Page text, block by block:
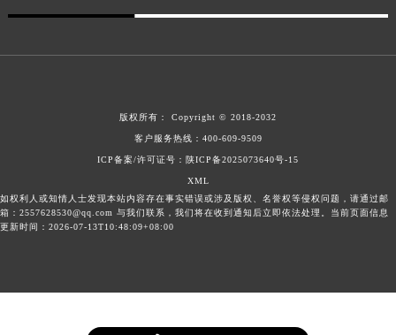
版权所有： Copyright © 2018-2032
客户服务热线： 400-609-9509
ICP备案/许可证号：陕ICP备2025073640号-15
XML
如权利人或知情人士发现本站内容存在事实错误或涉及版权、名誉权等侵权问题，请通过邮
箱：2557628530@qq.com 与我们联系，我们将在收到通知后立即依法处理。当前页面信息
更新时间：2026-07-13T10:48:09+08:00